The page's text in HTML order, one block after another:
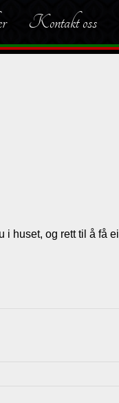
Kontakt oss
i huset, og rett til å få ei